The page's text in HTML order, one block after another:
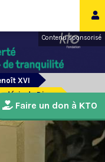
Contenu sponsorisé
XVI
désir de Dieu
Faire un don à KTO